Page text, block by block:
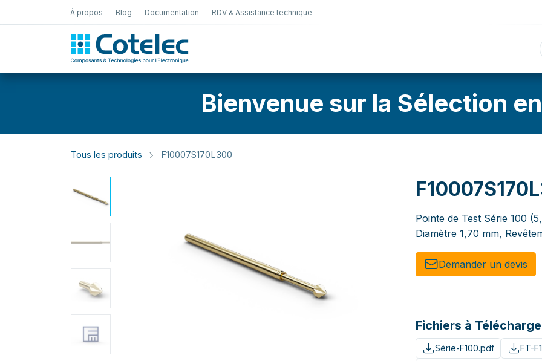
À propos Blog Documentation RDV & Assistance technique
Sélection en
Bienvenue sur la Sélection
Tous les produits F10007S170L300
Pointe de Test Série 100
Diamètre 1,70 mm,
Demander un de​​vis​​
Fichiers à
Série-F100.pdf
FT-